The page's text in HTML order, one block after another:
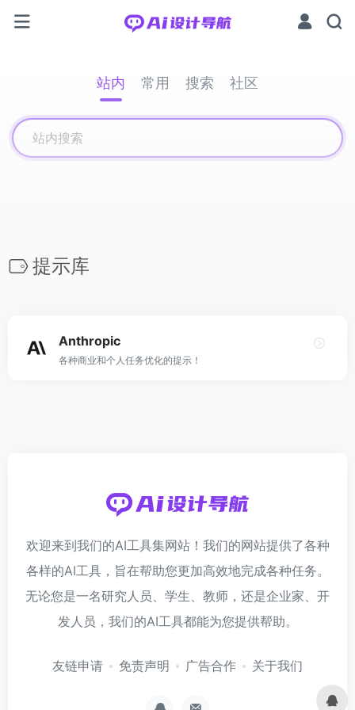
站内 常用 搜索 社区
提示库
Anthropic
各种商业和个人任务优化的提示！
欢迎来到我们的AI工具集网站！我们的网站提供了各种
各样的AI工具，旨在帮助您更加高效地完成各种任务。
无论您是一名研究人员、学生、教师，还是企业家、开
发人员，我们的AI工具都能为您提供帮助。
友链申请 免责声明 广告合作 关于我们